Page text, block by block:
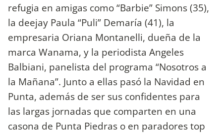
refugia en amigas como “Barbie” Simons (35),
la deejay Paula “Puli” Demaría (41), la
empresaria Oriana Montanelli, dueña de la
marca Wanama, y la periodista Angeles
Balbiani, panelista del programa “Nosotros a
la Mañana”. Junto a ellas pasó la Navidad en
Punta, además de ser sus confidentes para
las largas jornadas que comparten en una
casona de Punta Piedras o en paradores top